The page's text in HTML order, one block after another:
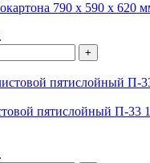
790 х 590 х 620
пятислойный П-33